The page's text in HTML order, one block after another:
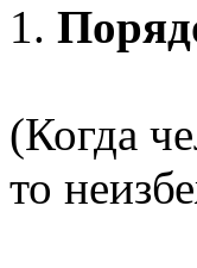
1.
(Когда
то